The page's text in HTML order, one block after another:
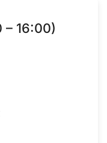
– 16:00)